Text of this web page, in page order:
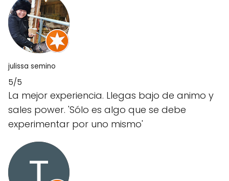
julissa semino
5/5
La mejor experiencia. Llegas bajo de animo y
sales power. 'Sólo es algo que se debe
experimentar por uno mismo'